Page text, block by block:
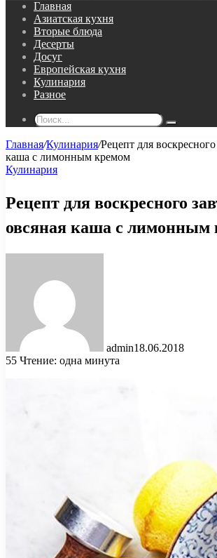
Главная
Азиатская кухня
Вторые блюда
Десерты
Досуг
Европейская кухня
Кулинария
Разное
Поиск...
Главная/Кулинария/Рецепт для
каша с лимонным кремом
Кулинария
Рецепт для воскресного
овсяная каша с лимонным
admin18.06.2018
55 Чтение: одна минута